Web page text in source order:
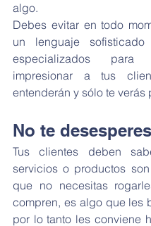
algo.
Debes evitar en todo
un lenguaje
especializados
impresionar a tus
entenderán y sólo te verás
No te desesperes
Tus clientes deben
servicios o productos
que no necesitas
compren, es algo que les
por lo tanto les conviene